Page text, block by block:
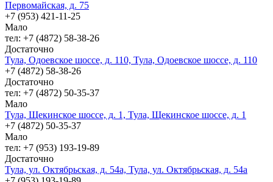
Первомайская, д. 75
+7 (953) 421-11-25
Мало
тел: +7 (4872) 58-38-26
Достаточно
Тула, Одоевское шоссе, д. 110, Тула, Одоевское шоссе, д. 110
+7 (4872) 58-38-26
Достаточно
тел: +7 (4872) 50-35-37
Мало
Тула, Щекинское шоссе, д. 1, Тула, Щекинское шоссе, д. 1
+7 (4872) 50-35-37
Мало
тел: +7 (953) 193-19-89
Достаточно
Тула, ул. Октябрьская, д. 54а, Тула, ул. Октябрьская, д. 54а